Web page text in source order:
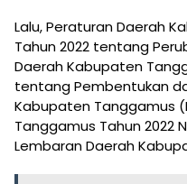
Lalu, Peraturan Daerah
Tahun 2022 tentang
Daerah Kabupaten
tentang Pembentukan
Kabupaten Tanggamus
Tanggamus Tahun 2022
Lembaran Daerah